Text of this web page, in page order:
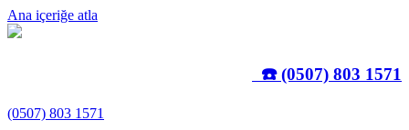
Ana içeriğe atla
☎️ (0507) 803 1571
(0507) 803 1571